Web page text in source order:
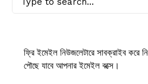
ফ্রি ইমেইল নিউজলেটারে সাবক্রাইব করে
পৌছে যাবে আপনার ইমেইল বক্সে।